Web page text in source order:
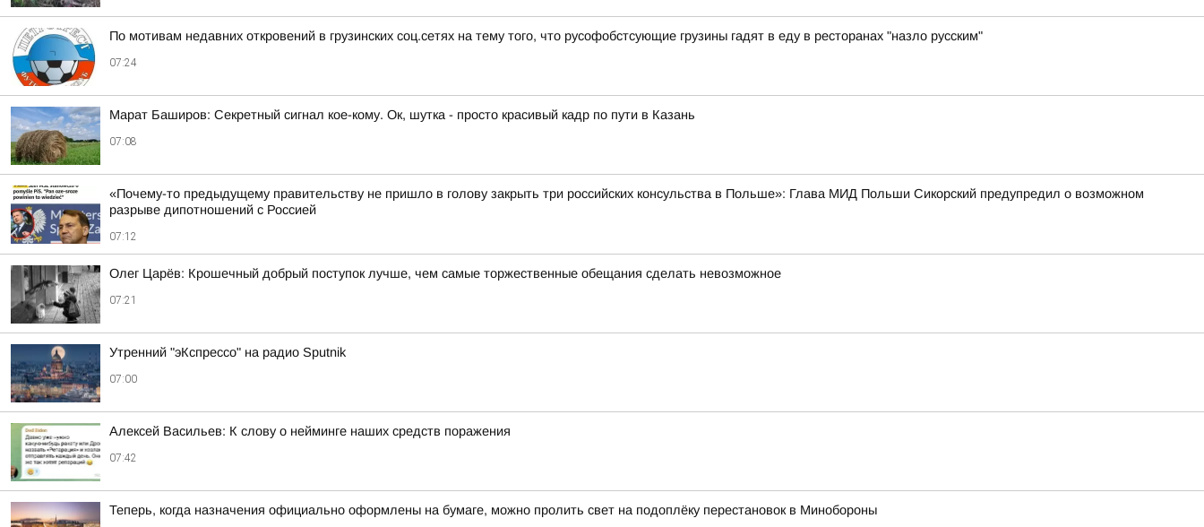
По мотивам недавних откровений в грузинских соц.сетях на тему того, что русофобстсующие грузины гадят в еду в ресторанах "назло русским"
07:24
Марат Баширов: Секретный сигнал кое-кому. Ок, шутка - просто красивый кадр по пути в Казань
07:08
«Почему-то предыдущему правительству не пришло в голову закрыть три российских консульства в Польше»: Глава МИД Польши Сикорский предупредил о возможном
разрыве дипотношений с Россией
07:12
Олег Царёв: Крошечный добрый поступок лучше, чем самые торжественные обещания сделать невозможное
07:21
Утренний "эКспрессо" на радио Sputnik
07:00
Алексей Васильев: К слову о нейминге наших средств поражения
07:42
Теперь, когда назначения официально оформлены на бумаге, можно пролить свет на подоплёку перестановок в Минобороны